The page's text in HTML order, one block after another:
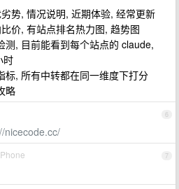
势, 情况说明, 近期体验, 经常更新
价, 有站点排名热力图, 趋势图
测, 目前能看到每个站点的 claude,
时
标, 所有中转都在同一维度下打分
略
6
nicecode.cc/
7